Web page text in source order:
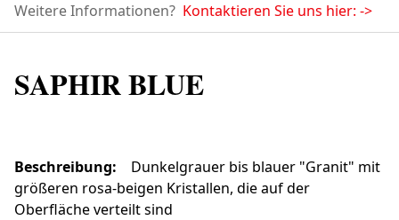
Weitere Informationen? Kontaktieren Sie uns hier: ->
SAPHIR BLUE
Beschreibung:
Dunkelgrauer bis blauer "Granit" mit
größeren rosa-beigen Kristallen, die auf der
Oberfläche verteilt sind